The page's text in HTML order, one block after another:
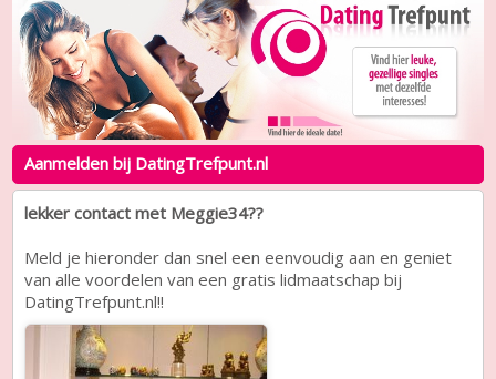
Aanmelden bij DatingTrefpunt.nl
lekker contact met Meggie34??
Meld je hieronder dan snel een eenvoudig aan en geniet
van alle voordelen van een gratis lidmaatschap bij
DatingTrefpunt.nl!!